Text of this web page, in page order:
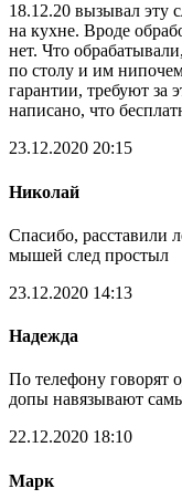
18.12.20 вызывал эту
на кухне. Вроде
нет. Что
по столу и им
гарантии, требуют за
написано, что
23.12.2020 20:15
Николай
Спасибо, расставили
мышей след простыл
23.12.2020 14:13
Надежда
По телефону говорят
допы навязывают
22.12.2020 18:10
Марк